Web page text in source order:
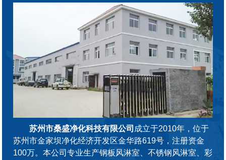
苏州市桑盛净化科技有限公司 成立于2010年，位于
苏州市金家坝净化经济开发区金华路619号，注册资金
100万。本公司专业生产钢板风淋室、不锈钢风淋室、彩